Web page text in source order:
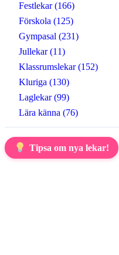
Festlekar (166)
Förskola (125)
Gympasal (231)
Jullekar (11)
Klassrumslekar (152)
Kluriga (130)
Laglekar (99)
Lära känna (76)
Tipsa om nya lekar!